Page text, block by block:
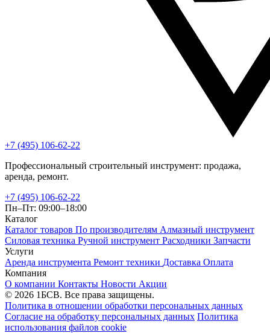
+7 (495) 106-62-22
Профессиональный строительный инструмент: продажа,
аренда, ремонт.
+7 (495) 106-62-22
Пн–Пт: 09:00–18:00
Каталог
Каталог товаров По производителям Алмазный инструмент
Силовая техника Ручной инструмент Расходники Запчасти
Услуги
Аренда инструмента Ремонт техники Доставка Оплата
Компания
О компании Контакты Новости Акции
© 2026 1БСВ. Все права защищены.
Политика в отношении обработки персональных данных
Согласие на обработку персональных данных Политика
использования файлов cookie